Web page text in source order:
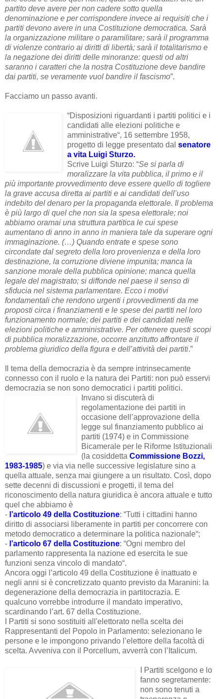
partito deve avere per non cadere sotto quella
denominazione e per corrispondere invece ai requisiti che i
partiti devono avere in una Costituzione democratica. Sarà
la organizzazione militare o paramilitare; sarà il programma
di violenze contrario ai diritti di libertà; sarà il totalitarismo e
la negazione dei diritti delle minoranze: questi od altri
saranno i caratteri che la nostra Costituzione deve bandire
dai partiti, se veramente vuol bandire il fascismo”.
Facciamo un passo avanti.
“Disposizioni riguardanti i partiti politici e i
candidati alle elezioni politiche e
amministrative“, 16 settembre 1958,
progetto di legge presentato dal senatore
a vita Luigi Sturzo.
Scrive Luigi Sturzo: “Se si parla di
moralizzare la vita pubblica, il primo e il
più importante provvedimento deve essere quello di togliere
la grave accusa diretta ai partiti e ai candidati dell’uso
indebito del denaro per la propaganda elettorale. Il problema
è più largo di quel che non sia la spesa elettorale; noi
abbiamo oramai una struttura partitica le cui spese
aumentano di anno in anno in maniera tale da superare ogni
immaginazione. (…) Quando entrate e spese sono
circondate dal segreto della loro provenienza e della loro
destinazione, la corruzione diviene impunita; manca la
sanzione morale della pubblica opinione; manca quella
legale del magistrato; si diffonde nel paese il senso di
sfiducia nel sistema parlamentare. Ecco i motivi
fondamentali che rendono urgenti i provvedimenti da me
proposti circa i finanziamenti e le spese dei partiti nel loro
funzionamento normale; dei partiti e dei candidati nelle
elezioni politiche e amministrative. Per ottenere questi scopi
di pubblica moralizzazione, occorre anzitutto affrontare il
problema giuridico della figura e dell’attività dei partiti.”
Il tema della democrazia è da sempre intrinsecamente
connesso con il ruolo e la natura dei Partiti: non può esservi
democrazia se non sono democratici i partiti politici.
Invano si discuterà di
regolamentazione dei partiti in
occasione dell’approvazione della
legge sul finanziamento pubblico ai
partiti (1974) e in Commissione
Bicamerale per le Riforme Istituzionali
(la cosiddetta Commissione Bozzi,
1983-1985) e via via nelle successive legislature sino a
quella attuale, senza mai giungere a un risultato. Così, dopo
sette decenni di discussioni e progetti, il tema del
riconoscimento della natura giuridica è ancora attuale e tutto
quel che abbiamo è
- l’articolo 49 della Costituzione: “Tutti i cittadini hanno
diritto di associarsi liberamente in partiti per concorrere con
metodo democratico a determinare la politica nazionale“;
- l’articolo 67 della Costituzione: “Ogni membro del
parlamento rappresenta la nazione ed esercita le sue
funzioni senza vincolo di mandato“.
Ancora oggi l’articolo 49 della Costituzione è inattuato e
negli anni si è concretizzato quanto previsto da Maranini: la
degenerazione della democrazia in partitocrazia. E
qualcuno vorrebbe introdurre il mandato imperativo,
scardinando l’art. 67 della Costituzione.
I Partiti si sono sostituiti all'elettorato nella scelta dei
Rappresentanti del Popolo in Parlamento: selezionano le
persone e le impongono privando l’elettore della facoltà di
scelta. Avveniva con il Porcellum, avverrà con l’Italicum.
I Partiti scelgono e lo
fanno segretamente:
non sono tenuti a